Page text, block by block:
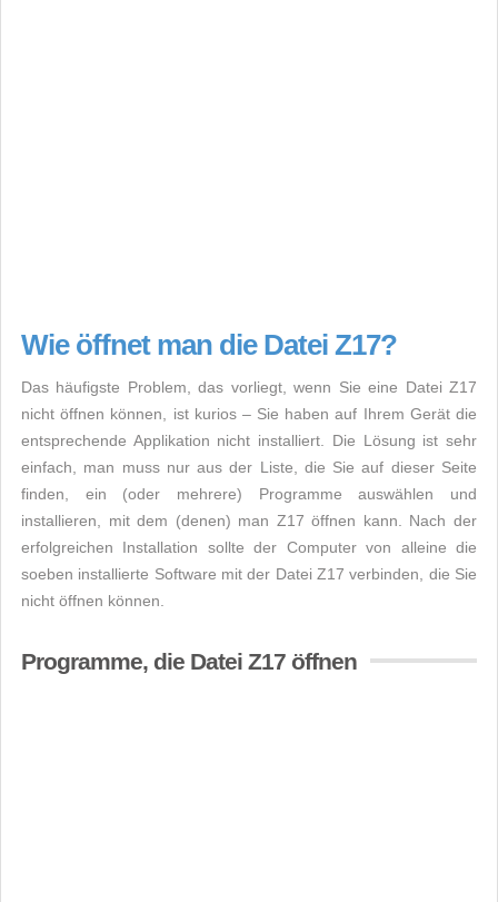
Wie öffnet man die Datei Z17?
Das häufigste Problem, das vorliegt, wenn Sie eine Datei Z17
nicht öffnen können, ist kurios – Sie haben auf Ihrem Gerät die
entsprechende Applikation nicht installiert. Die Lösung ist sehr
einfach, man muss nur aus der Liste, die Sie auf dieser Seite
finden, ein (oder mehrere) Programme auswählen und
installieren, mit dem (denen) man Z17 öffnen kann. Nach der
erfolgreichen Installation sollte der Computer von alleine die
soeben installierte Software mit der Datei Z17 verbinden, die Sie
nicht öffnen können.
Programme, die Datei Z17 öffnen